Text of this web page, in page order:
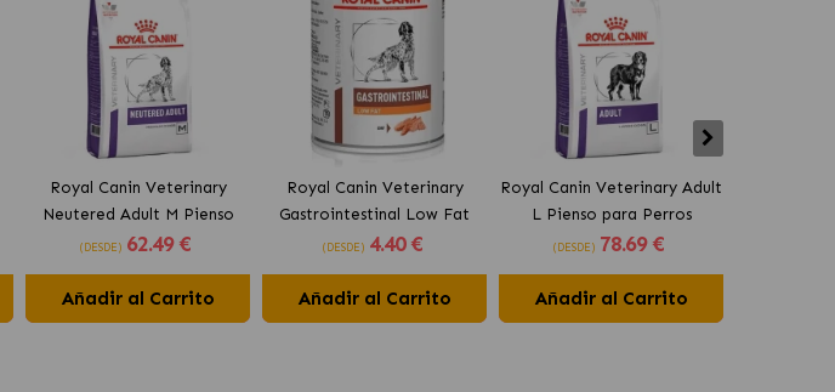
Royal Canin Veterinary
Neutered Adult M Pienso
para Perros Medianos
(DESDE) 62.49 €
Añadir al Carrito
Royal Canin Veterinary
Gastrointestinal Low Fat
Comida Húmeda Para Perro
(DESDE) 4.40 €
Añadir al Carrito
Royal Canin Veterinary Adult
L Pienso para Perros
Grandes
(DESDE) 78.69 €
Añadir al Carrito